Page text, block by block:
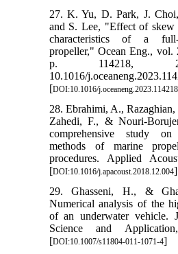
27. K. Yu, D. Park, J.
and S. Lee, "Effect of skew
characteristics of a full-
propeller," Ocean Eng., vol.
p. 114218,
10.1016/
[DOI:10.1016/j.oceaneng.2023.114218
28. Ebrahimi, A.,
Zahedi, F., & Nouri-
comprehensive study
methods of marine
procedures. Applied
[DOI:10.1016/j.apacoust.2018.12.004]
29. Ghasseni, H., &
Numerical analysis of the
of an underwater vehicle.
Science and
[DOI:10.1007/s11804-011-1071-4]